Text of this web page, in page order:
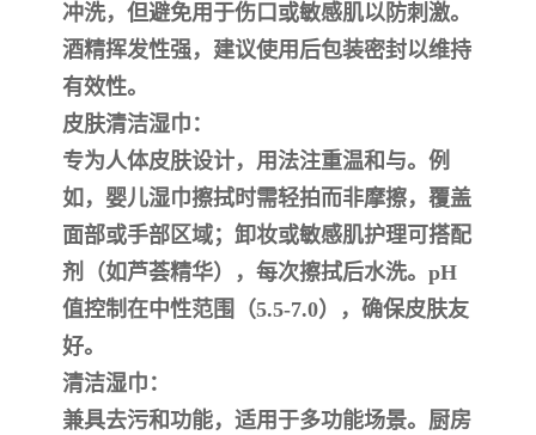
冲洗，但避免用于伤口或敏感肌以防刺激。
酒精挥发性强，建议使用后包装密封以维持
有效性。
‌皮肤清洁湿巾‌：
专为人体皮肤设计，用法注重温和与。例
如，婴儿湿巾擦拭时需轻拍而非摩擦，覆盖
面部或手部区域；卸妆或敏感肌护理可搭配
剂（如芦荟精华），每次擦拭后水洗。pH
值控制在中性范围（5.5-7.0），确保皮肤友
好。
‌清洁湿巾‌：
兼具去污和功能，适用于多功能场景。厨房